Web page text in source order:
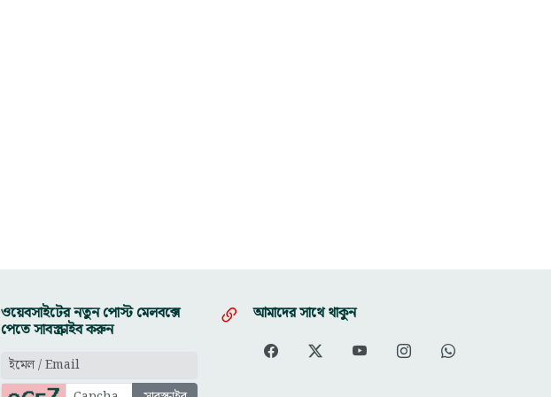
ওয়েবসাইটের নতুন পোস্ট মেলবক্সে
পেতে সাবস্ক্রাইব করুন
আমাদের সাথে থাকুন